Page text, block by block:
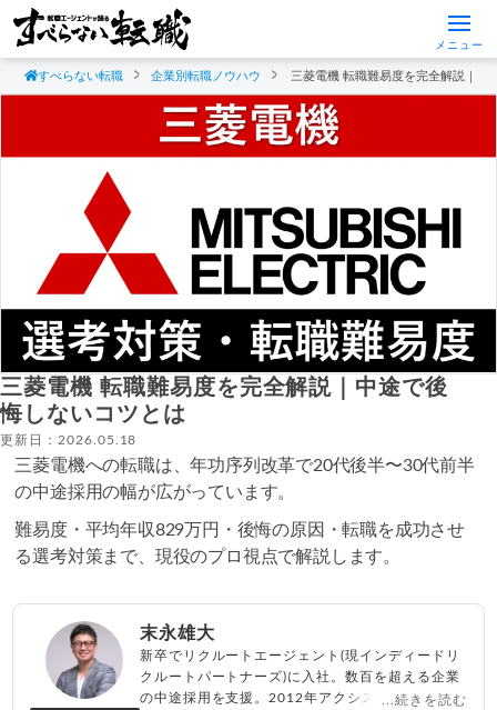
メニュー
すべらない転職 企業別転職ノウハウ 三菱電機 転職難易度を完全解説｜中
三菱電機 転職難易度を完全解説｜中途で後
悔しないコツとは
更新日：2026.05.18
三菱電機への転職は、年功序列改革で20代後半〜30代前半
の中途採用の幅が広がっています。
難易度・平均年収829万円・後悔の原因・転職を成功させ
る選考対策まで、現役のプロ視点で解説します。
末永雄大
新卒でリクルートエージェント(現インディードリ
クルートパートナーズ)に入社。数百を超える企業
の中途採用を支援。2012年アクシス(株)設立、代
...続きを読む